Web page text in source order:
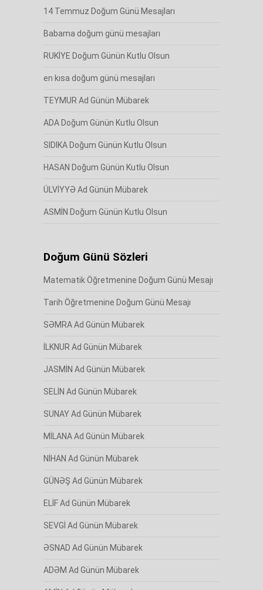
14 Temmuz Doğum Günü Mesajları
Babama doğum günü mesajları
RUKİYE Doğum Günün Kutlu Olsun
en kısa doğum günü mesajları
TEYMUR Ad Günün Mübarek
ADA Doğum Günün Kutlu Olsun
SIDIKA Doğum Günün Kutlu Olsun
HASAN Doğum Günün Kutlu Olsun
ÜLVİYYƏ Ad Günün Mübarek
ASMİN Doğum Günün Kutlu Olsun
Doğum Günü Sözleri
Matematik Öğretmenine Doğum Günü Mesajı
Tarih Öğretmenine Doğum Günü Mesajı
SƏMRA Ad Günün Mübarek
İLKNUR Ad Günün Mübarek
JASMİN Ad Günün Mübarek
SELİN Ad Günün Mübarek
SUNAY Ad Günün Mübarek
MİLANA Ad Günün Mübarek
NİHAN Ad Günün Mübarek
GÜNƏŞ Ad Günün Mübarek
ELİF Ad Günün Mübarek
SEVGİ Ad Günün Mübarek
ƏSNAD Ad Günün Mübarek
ADƏM Ad Günün Mübarek